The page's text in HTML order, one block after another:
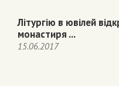
Літургію в ювілей
монастиря ...
15.06.2017